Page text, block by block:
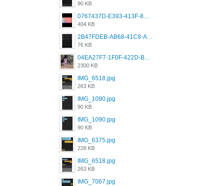
90 KB
0767437D-E393-413F-8E32-987A4133A001.png
404 KB
2B47FDEB-AB68-41C8-A80C-5E424F7D88C2.png
76 KB
04EA27F7-1F0F-422D-B5B0-BCC0C6A6CC83.jpeg
2300 KB
IMG_6518.jpg
263 KB
IMG_1090.jpg
90 KB
IMG_1090.jpg
90 KB
IMG_6375.jpg
228 KB
IMG_6518.jpg
263 KB
IMG_7067.jpg